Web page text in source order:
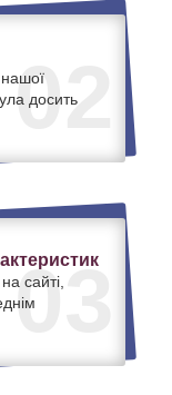
02
досить
03
сайті,